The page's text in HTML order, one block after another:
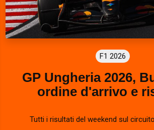
F1 2026
GP Ungheria 2026,
ordine d'arrivo e
Tutti i risultati del weekend sul